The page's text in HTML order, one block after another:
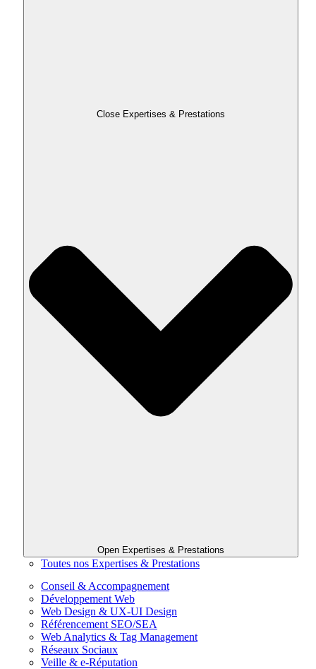
Close Expertises & Prestations
Open Expertises & Prestations
Toutes nos Expertises & Prestations
Conseil & Accompagnement
Développement Web
Web Design & UX-UI Design
Référencement SEO/SEA
Web Analytics & Tag Management
Réseaux Sociaux
Veille & e-Réputation